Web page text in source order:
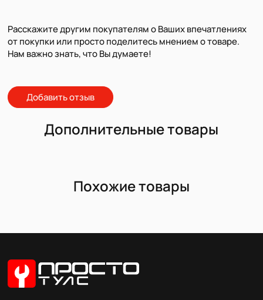
Расскажите другим покупателям о Ваших впечатлениях
от покупки или просто поделитесь мнением о товаре.
Нам важно знать, что Вы думаете!
Добавить отзыв
Дополнительные товары
Похожие товары